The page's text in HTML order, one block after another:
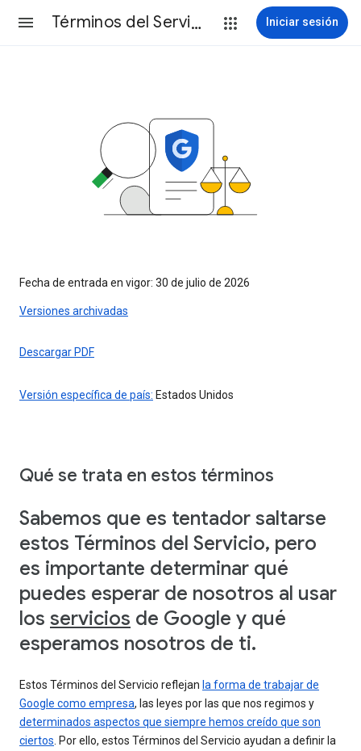
Términos del Servicio Iniciar sesión
Fecha de entrada en vigor: 30 de julio de 2026
Versiones archivadas
Descargar PDF
Versión específica de país: Estados Unidos
Qué se trata en estos términos
Sabemos que es tentador saltarse
estos Términos del Servicio, pero
es importante determinar qué
puedes esperar de nosotros al usar
los servicios de Google y qué
esperamos nosotros de ti.
Estos Términos del Servicio reflejan la forma de trabajar de
Google como empresa, las leyes por las que nos regimos y
determinados aspectos que siempre hemos creído que son
ciertos . Por ello, estos Términos del Servicio ayudan a definir la